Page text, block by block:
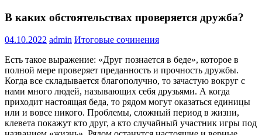
В каких обстоятельствах проверяется дружба?
04.10.2022 admin Итоговые сочинения
Есть такое выражение: «Друг познается в беде», которое в
полной мере проверяет преданность и прочность дружбы.
Когда все складывается благополучно, то зачастую вокруг с
нами много людей, называющих себя друзьями. А когда
приходит настоящая беда, то рядом могут оказаться единицы
или и вовсе никого. Проблемы, сложный период в жизни,
клевета покажут кто друг, а кто случайный участник игры под